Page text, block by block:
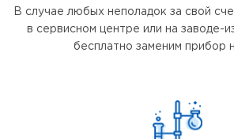
В случае любых неполадок за свой
в сервисном центре или на заводе-
бесплатно заменим прибор